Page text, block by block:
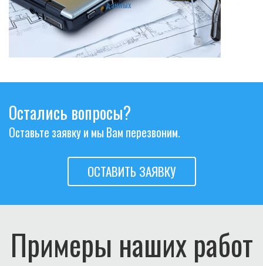
данных
Остались вопросы?
Оставьте заявку и мы Вам перезвоним.
ОСТАВИТЬ ЗАЯВКУ
Примеры наших работ